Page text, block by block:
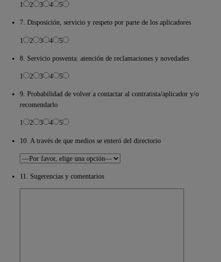
1 2 3 4 5
7. Disposición, servicio y respeto por parte de los aplicadores
1 2 3 4 5
8. Servicio posventa: atención de reclamaciones y novedades
1 2 3 4 5
9. Probabilidad de volver a contactar al contratista/aplicador y/o
recomendarlo
1 2 3 4 5
10. A través de que medios se enteró del directorio
11. Sugerencias y comentarios